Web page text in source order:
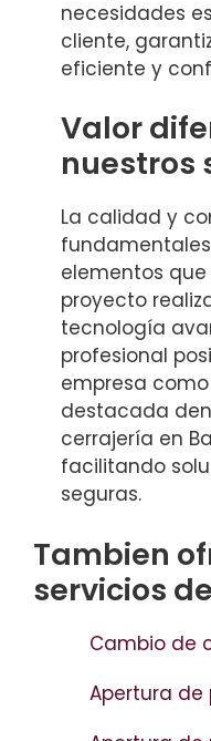
necesidades
cliente,
eficiente y
Valor
nuestros
La calidad y
elementos
proyecto
tecnología
profesional
empresa
destacada
cerrajería en
facilitando
seguras.
Tambien
servicios
Cambio de
Apertura de